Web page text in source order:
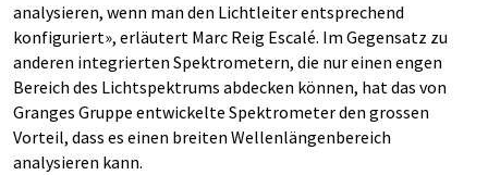
analysieren, wenn man den Lichtleiter entsprechend
konfiguriert», erläutert Marc Reig Escalé. Im Gegensatz zu
anderen integrierten Spektrometern, die nur einen engen
Bereich des Lichtspektrums abdecken können, hat das von
Granges Gruppe entwickelte Spektrometer den grossen
Vorteil, dass es einen breiten Wellenlängenbereich
analysieren kann.